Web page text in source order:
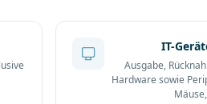
IT-
Ausgabe,
Hardware sowie